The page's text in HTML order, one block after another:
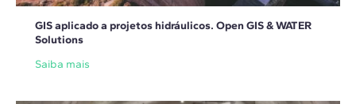
GIS aplicado a projetos hidráulicos. Open GIS & WATER
Solutions
Saiba mais